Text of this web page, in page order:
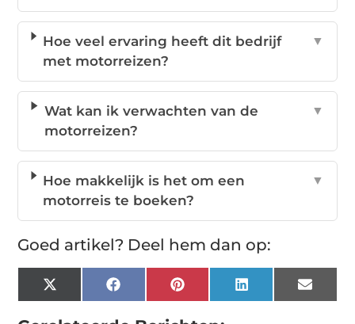
Hoe veel ervaring heeft dit bedrijf
met motorreizen?
▼
Wat kan ik verwachten van de
motorreizen?
▼
Hoe makkelijk is het om een
motorreis te boeken?
▼
Goed artikel? Deel hem dan op:
X
(Twitter)
FacebookPinterest LinkedIn Email